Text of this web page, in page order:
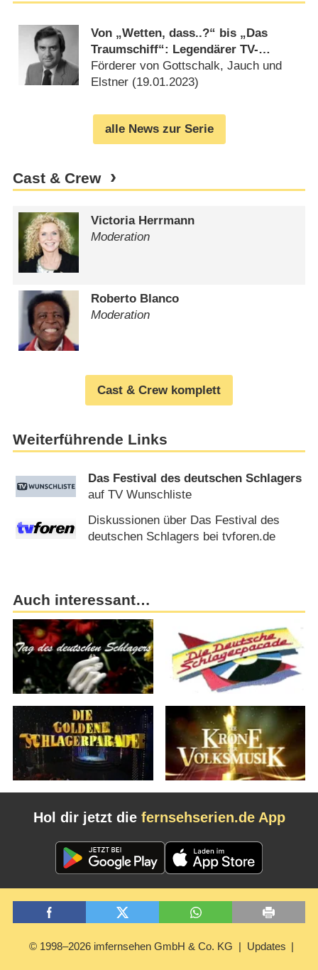
Von „Wetten, dass..?“ bis „Das
Traumschiff“: Legendärer TV-
Produzent und ehemaliger ZDF-
Unterhaltungschef Wolfgang Penk
Förderer von Gottschalk, Jauch und
Elstner (19.01.2023)
alle News zur Serie
Cast & Crew
Victoria Herrmann
Moderation
Roberto Blanco
Moderation
Cast & Crew komplett
Weiterführende Links
Das Festival des deutschen Schlagers
auf TV Wunschliste
Diskussionen über Das Festival des
deutschen Schlagers bei tvforen.de
Auch interessant…
Hol dir jetzt die fernsehserien.de App
© 1998–2026 imfernsehen GmbH & Co. KG Updates